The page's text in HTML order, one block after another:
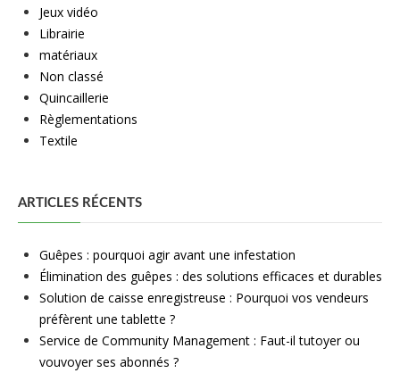
Jeux vidéo
Librairie
matériaux
Non classé
Quincaillerie
Règlementations
Textile
ARTICLES RÉCENTS
Guêpes : pourquoi agir avant une infestation
Élimination des guêpes : des solutions efficaces et durables
Solution de caisse enregistreuse : Pourquoi vos vendeurs
préfèrent une tablette ?
Service de Community Management : Faut-il tutoyer ou
vouvoyer ses abonnés ?